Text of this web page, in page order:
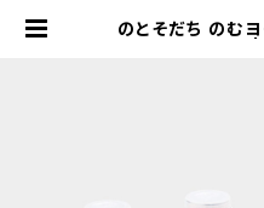
のとそだち のむ